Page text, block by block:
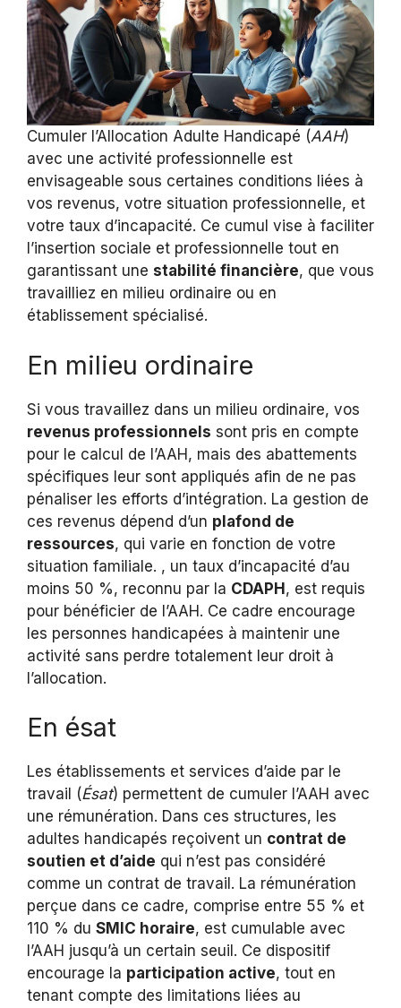
Cumuler l’Allocation Adulte Handicapé (AAH)
avec une activité professionnelle est
envisageable sous certaines conditions liées à
vos revenus, votre situation professionnelle, et
votre taux d’incapacité. Ce cumul vise à faciliter
l’insertion sociale et professionnelle tout en
garantissant une stabilité financière, que vous
travailliez en milieu ordinaire ou en
établissement spécialisé.
En milieu ordinaire
Si vous travaillez dans un milieu ordinaire, vos
revenus professionnels sont pris en compte
pour le calcul de l’AAH, mais des abattements
spécifiques leur sont appliqués afin de ne pas
pénaliser les efforts d’intégration. La gestion de
ces revenus dépend d’un plafond de
ressources, qui varie en fonction de votre
situation familiale. , un taux d’incapacité d’au
moins 50 %, reconnu par la CDAPH, est requis
pour bénéficier de l’AAH. Ce cadre encourage
les personnes handicapées à maintenir une
activité sans perdre totalement leur droit à
l’allocation.
En ésat
Les établissements et services d’aide par le
travail (Ésat) permettent de cumuler l’AAH avec
une rémunération. Dans ces structures, les
adultes handicapés reçoivent un contrat de
soutien et d’aide qui n’est pas considéré
comme un contrat de travail. La rémunération
perçue dans ce cadre, comprise entre 55 % et
110 % du SMIC horaire, est cumulable avec
l’AAH jusqu’à un certain seuil. Ce dispositif
encourage la participation active, tout en
tenant compte des limitations liées au